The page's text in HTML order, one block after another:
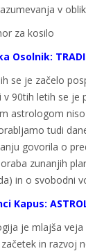
v
za kosilo
Osolnik:
se je začelo
v 90tih letih se
astrologom
tudi
govorila o
zunanjih
in o svobodni
Kapus:
je mlajša
in razvoj